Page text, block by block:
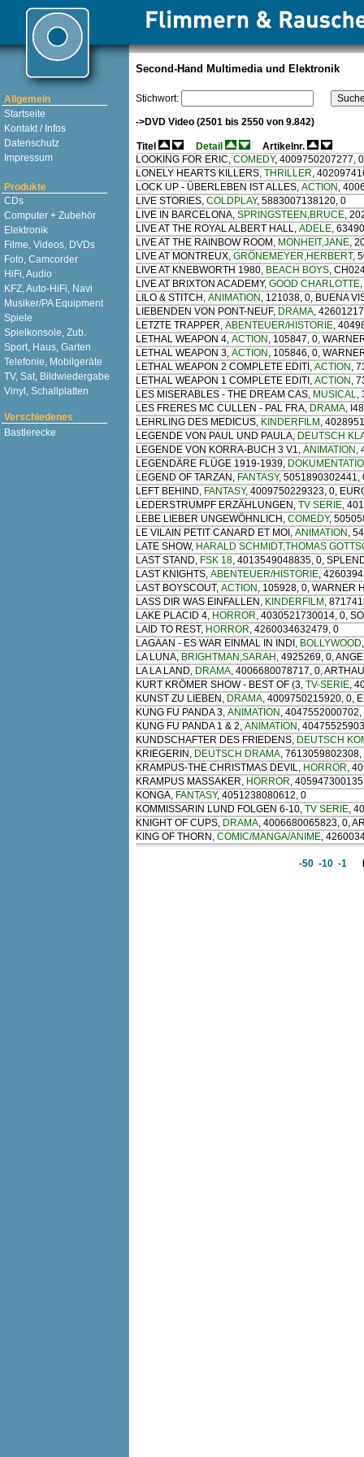
Allgemein
Startseite
Kontakt / Infos
Datenschutz
Impressum
Produkte
CDs
Computer + Zubehör
Elektronik
Filme, Videos, DVDs
Foto, Camcorder
HiFi, Audio
KFZ, Auto-HiFi, Navi
Musiker/PA Equipment
Spiele
Spielkonsole, Zub.
Sport, Haus, Garten
Telefonie, Mobilgeräte
TV, Sat, Bildwiedergabe
Vinyl, Schallplatten
Verschiedenes
Bastlerecke
Second-Hand Multimedia und Elektronik
Stichwort:
->DVD Video (2501 bis 2550 von 9.842)
Titel Detail
Artikelnr.
LOOKING FOR ERIC, COMEDY, 4009750207277,
LONELY HEARTS KILLERS, THRILLER,
LOCK UP - ÜBERLEBEN IST ALLES, ACTION ,
LIVE STORIES, COLDPLAY, 5883007138120, 0
LIVE IN BARCELONA, SPRINGSTEEN,BRUCE,
LIVE AT THE ROYAL ALBERT HALL, ADELE,
LIVE AT THE RAINBOW ROOM , MONHEIT,JANE,
LIVE AT MONTREUX, GRÖNEMEYER,HERBERT,
LIVE AT KNEBWORTH 1980, BEACH BOYS,
LIVE AT BRIXTON ACADEMY, GOOD CHARLOTTE
LILO & STITCH , ANIMATION , 121038, 0, BUENA
LIEBENDEN VON PONT-NEUF, DRAMA,
LETZTE TRAPPER, ABENTEUER/HISTORIE,
LETHAL WEAPON 4, ACTION , 105847, 0,
LETHAL WEAPON 3, ACTION , 105846, 0,
LETHAL WEAPON 2 COMPLETE EDITI , ACTION ,
LETHAL WEAPON 1 COMPLETE EDITI , ACTION ,
LES MISERABLES - THE DREAM CAS, MUSICAL,
LES FRERES MC CULLEN - PAL FRA, DRAMA,
LEHRLING DES MEDICUS, KINDERFILM ,
LEGENDE VON PAUL UND PAULA, DEUTSCH
LEGENDE VON KORRA-BUCH 3 V1, ANIMATION ,
LEGENDÄRE FLÜGE 1919-1939,
LEGEND OF TARZAN , FANTASY, 5051890302441,
LEFT BEHIND, FANTASY, 4009750229323, 0,
LEDERSTRUMPF ERZÄHLUNGEN , TV SERIE,
LEBE LIEBER UNGEWÖHNLICH , COMEDY,
LE VILAIN PETIT CANARD ET MOI , ANIMATION ,
LATE SHOW, HARALD SCHMIDT,THOMAS
LAST STAND, FSK 18, 4013549048835, 0,
LAST KNIGHTS, ABENTEUER/HISTORIE,
LAST BOYSCOUT, ACTION , 105928, 0, WARNER
LASS DIR WAS EINFALLEN , KINDERFILM ,
LAKE PLACID 4, HORROR, 4030521730014, 0,
LAID TO REST, HORROR, 4260034632479, 0
LAGAAN - ES WAR EINMAL IN INDI , BOLLYWOOD
LA LUNA, BRIGHTMAN,SARAH , 4925269, 0,
LA LA LAND, DRAMA, 4006680078717, 0,
KURT KRÖMER SHOW - BEST OF (3, TV-SERIE,
KUNST ZU LIEBEN , DRAMA, 4009750215920, 0,
KUNG FU PANDA 3, ANIMATION , 4047552000702,
KUNG FU PANDA 1 & 2, ANIMATION ,
KUNDSCHAFTER DES FRIEDENS, DEUTSCH
KRIEGERIN , DEUTSCH DRAMA, 7613059802308,
KRAMPUS-THE CHRISTMAS DEVIL, HORROR,
KRAMPUS MASSAKER, HORROR,
KONGA, FANTASY, 4051238080612, 0
KOMMISSARIN LUND FOLGEN 6-10, TV SERIE,
KNIGHT OF CUPS, DRAMA, 4006680065823, 0,
KING OF THORN , COMIC/MANGA/ANIME,
-50 -10 -1